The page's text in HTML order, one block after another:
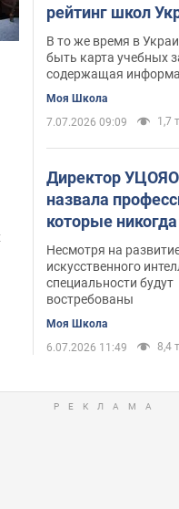
рейтинг школ
объяснение
Вакуленко
В то же время в
быть карта учебных
содержащая
Моя Школа
7.07.2026 09:09
1,7
Директор УЦОЯО
назвала
которые
исчезнут и будут
востребованы в
и за рубежом
Несмотря на
искусственного
специальности будут
востребованы
Моя Школа
6.07.2026 11:49
8,4